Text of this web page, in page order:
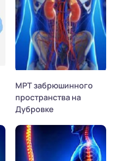
МРТ забрюшинного
пространства на
Дубровке